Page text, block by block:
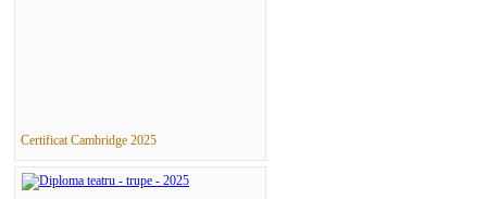
Certificat Cambridge 2025